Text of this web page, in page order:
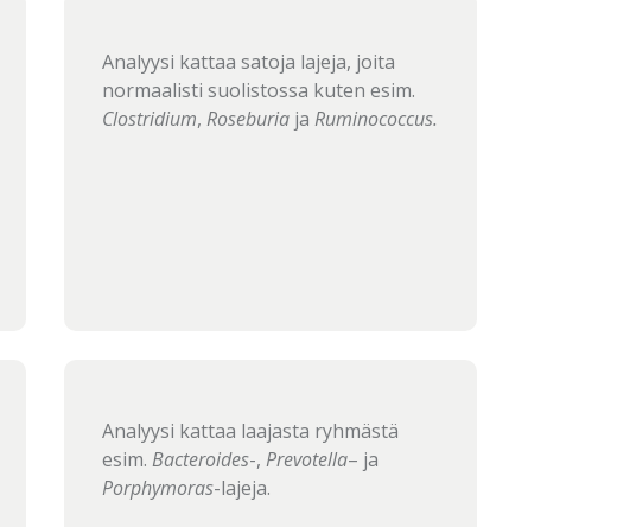
Analyysi kattaa satoja lajeja, joita
normaalisti suolistossa kuten esim.
Clostridium, Roseburia ja Ruminococcus.
Analyysi kattaa laajasta ryhmästä
esim. Bacteroides-, Prevotella– ja
Porphymoras-lajeja.